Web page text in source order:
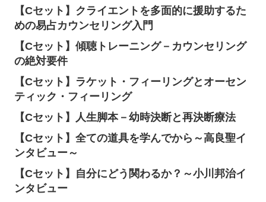
【Cセット】クライエントを多面的に援助するた
めの易占カウンセリング入門
【Cセット】傾聴トレーニング－カウンセリング
の絶対要件
【Cセット】ラケット・フィーリングとオーセン
ティック・フィーリング
【Cセット】人生脚本－幼時決断と再決断療法
【Cセット】全ての道具を学んでから～高良聖イ
ンタビュー～
【Cセット】自分にどう関わるか？～小川邦治イ
ンタビュー